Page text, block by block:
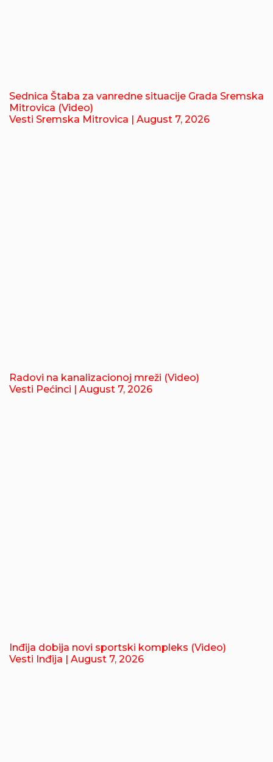
Sednica Štaba za vanredne situacije Grada Sremska
Mitrovica (Video)
Vesti Sremska Mitrovica | August 7, 2026
Radovi na kanalizacionoj mreži (Video)
Vesti Pećinci | August 7, 2026
Inđija dobija novi sportski kompleks (Video)
Vesti Inđija | August 7, 2026